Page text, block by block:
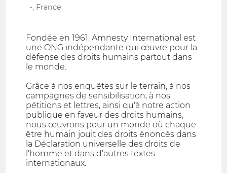
-, France
Fondée en 1961, Amnesty International est
une ONG indépendante qui œuvre pour la
défense des droits humains partout dans
le monde.
Grâce à nos enquêtes sur le terrain, à nos
campagnes de sensibilisation, à nos
pétitions et lettres, ainsi qu'à notre action
publique en faveur des droits humains,
nous œuvrons pour un monde où chaque
être humain jouit des droits énoncés dans
la Déclaration universelle des droits de
l'homme et dans d'autres textes
internationaux.